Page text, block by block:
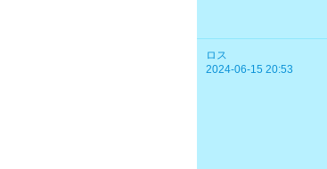
ロス
2024-06-15 20:53